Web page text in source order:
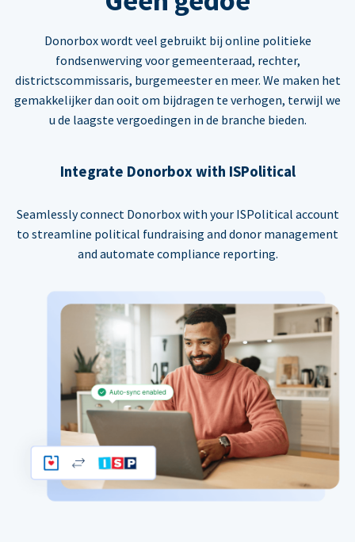
Donorbox wordt veel gebruikt bij online politieke
fondsenwerving voor gemeenteraad, rechter,
districtscommissaris, burgemeester en meer. We maken het
gemakkelijker dan ooit om bijdragen te verhogen, terwijl we
u de laagste vergoedingen in de branche bieden.
Integrate Donorbox with ISPolitical
Seamlessly connect Donorbox with your ISPolitical account
to streamline political fundraising and donor management
and automate compliance reporting.